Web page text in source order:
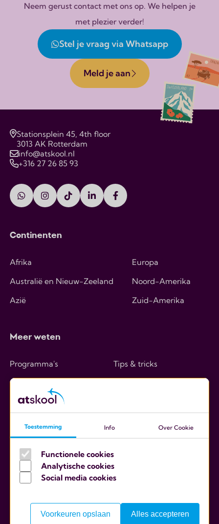
Neem gerust contact met ons op. We helpen je
met plezier verder!
Stel je vraag via Whatsapp
Meld je aan
Stationsplein 45, 4th floor
3013 AK Rotterdam
info@atskool.nl
+316 27 26 85 93
Continenten
Afrika
Australië en Nieuw-Zeeland
Azië
Europa
Noord-Amerika
Zuid-Amerika
Meer weten
Programma's
Hoe werkt het
Kosten
Scholen
Tips & tricks
Algemene voorwaarden
Toestemming Info Over Cookie
Functionele cookies
Analytische cookies
Social media cookies
Voorkeuren opslaan Alles accepteren